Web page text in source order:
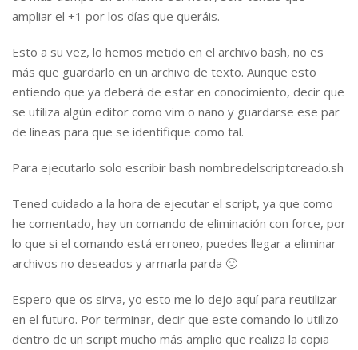
ampliar el +1 por los días que queráis.
Esto a su vez, lo hemos metido en el archivo bash, no es
más que guardarlo en un archivo de texto. Aunque esto
entiendo que ya deberá de estar en conocimiento, decir que
se utiliza algún editor como vim o nano y guardarse ese par
de líneas para que se identifique como tal.
Para ejecutarlo solo escribir bash nombredelscriptcreado.sh
Tened cuidado a la hora de ejecutar el script, ya que como
he comentado, hay un comando de eliminación con force, por
lo que si el comando está erroneo, puedes llegar a eliminar
archivos no deseados y armarla parda 🙂
Espero que os sirva, yo esto me lo dejo aquí para reutilizar
en el futuro. Por terminar, decir que este comando lo utilizo
dentro de un script mucho más amplio que realiza la copia